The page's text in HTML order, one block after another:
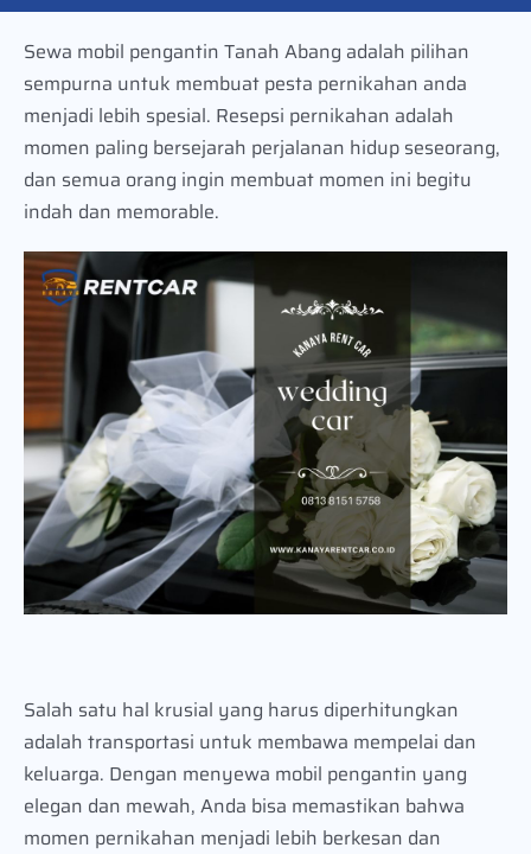
Sewa mobil pengantin Tanah Abang adalah pilihan
sempurna untuk membuat pesta pernikahan anda
menjadi lebih spesial. Resepsi pernikahan adalah
momen paling bersejarah perjalanan hidup seseorang,
dan semua orang ingin membuat momen ini begitu
indah dan memorable.
Salah satu hal krusial yang harus diperhitungkan
adalah transportasi untuk membawa mempelai dan
keluarga. Dengan menyewa mobil pengantin yang
elegan dan mewah, Anda bisa memastikan bahwa
momen pernikahan menjadi lebih berkesan dan